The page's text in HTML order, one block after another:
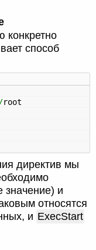
конкретно
способ
root
директив мы
значение) и
относятся
и ExecStart